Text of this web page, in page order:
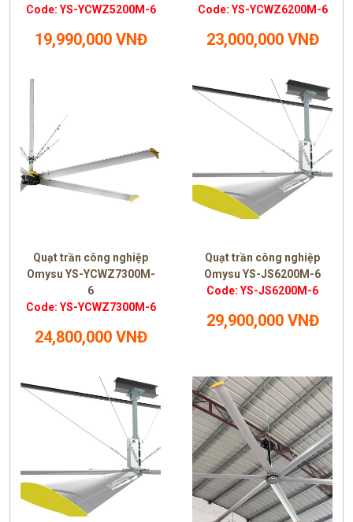
Code: YS-YCWZ5200M-6
19,990,000 VNĐ
Code: YS-YCWZ6200M-6
23,000,000 VNĐ
Quạt trần công nghiệp
Omysu YS-YCWZ7300M-
6
Code: YS-YCWZ7300M-6
24,800,000 VNĐ
Quạt trần công nghiệp
Omysu YS-JS6200M-6
Code: YS-JS6200M-6
29,900,000 VNĐ